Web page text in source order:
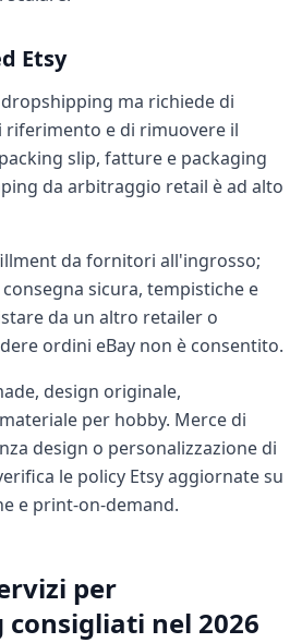
Etsy
ma richiede di
riferimento e di rimuovere il
slip, fatture e packaging
da arbitraggio retail è ad alto
da fornitori all'ingrosso;
sicura, tempistiche e
da un altro retailer o
ordini eBay non è consentito.
design originale,
per hobby. Merce di
design o personalizzazione di
le policy Etsy aggiornate su
e print-on-demand.
per
nel 2026